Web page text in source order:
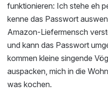
funktionieren: Ich stehe eh
kenne das Passwort
Amazon-Liefermensch
und kann das Passwort
kommen kleine singende
auspacken, mich in die
was kochen.